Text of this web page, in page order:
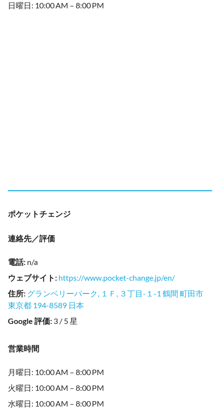
日曜日: 10:00 AM – 8:00 PM
ポケットチェンジ
連絡先／評価
電話: n/a
ウェブサイト : https://www.pocket-change.jp/en/
住所: グランベリーパーク, １Ｆ, ３丁目-１-1 鶴間 町田市
東京都 194-8589 日本
Google 評価: 3 / 5 星
営業時間
月曜日: 10:00 AM – 8:00 PM
火曜日: 10:00 AM – 8:00 PM
水曜日: 10:00 AM – 8:00 PM